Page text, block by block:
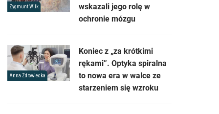
Zygmunt Wilk
wskazali jego rolę w
ochronie mózgu
Anna Zdrowiecka
Koniec z „za krótkimi
rękami”. Optyka spiralna
to nowa era w walce ze
starzeniem się wzroku